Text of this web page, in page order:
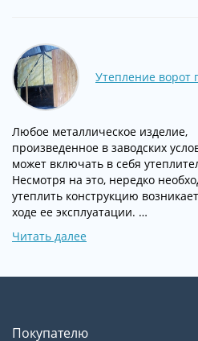
Утепление ворот
Любое металлическое изделие,
произведенное в заводских
может включать в себя
Несмотря на это, нередко
утеплить конструкцию
ходе ее эксплуатации. …
Читать далее
Покупателю